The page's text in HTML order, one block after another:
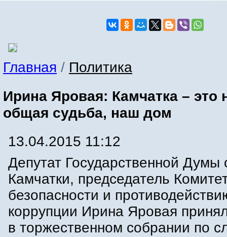
Главная / Политика
Ирина Яровая: Камчатка – это
общая судьба, наш дом
13.04.2015 11:12
Депутат Государственной Думы
Камчатки, председатель
безопасности и
коррупции Ирина Яровая
в торжественном собрании по